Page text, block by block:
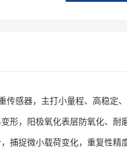
感器，主打小量程、高稳定
形，阳极氧化表层防氧化、
捕捉微小载荷变化，重复性